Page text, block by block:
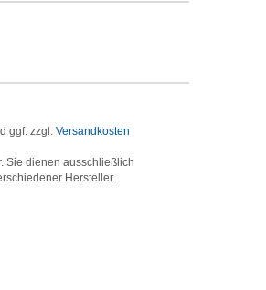
ggf. zzgl. Versandkosten
Sie dienen ausschließlich
Hersteller.